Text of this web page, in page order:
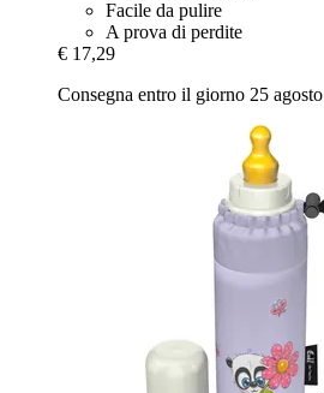
Facile da pulire
A prova di perdite
€ 17,29
Consegna entro il giorno 25 agosto